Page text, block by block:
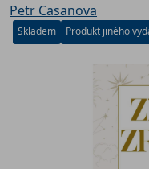
Petr Casanova
Skladem Produkt jiného